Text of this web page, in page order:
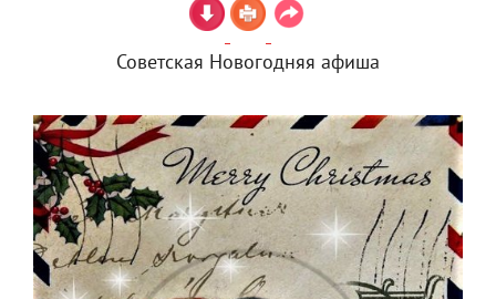
Советская Новогодняя афиша